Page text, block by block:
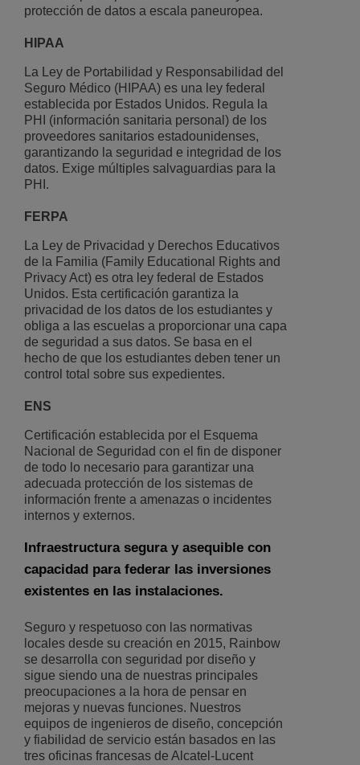
protección de datos a escala paneuropea.
HIPAA
La Ley de Portabilidad y Responsabilidad del
Seguro Médico (HIPAA) es una ley federal
establecida por Estados Unidos. Regula la
PHI (información sanitaria personal) de los
proveedores sanitarios estadounidenses,
garantizando la seguridad e integridad de los
datos. Exige múltiples salvaguardias para la
PHI.
FERPA
La Ley de Privacidad y Derechos Educativos
de la Familia (Family Educational Rights and
Privacy Act) es otra ley federal de Estados
Unidos. Esta certificación garantiza la
privacidad de los datos de los estudiantes y
obliga a las escuelas a proporcionar una capa
de seguridad a sus datos. Se basa en el
hecho de que los estudiantes deben tener un
control total sobre sus expedientes.
ENS
Certificación establecida por el Esquema
Nacional de Seguridad con el fin de disponer
de todo lo necesario para garantizar una
adecuada protección de los sistemas de
información frente a amenazas o incidentes
internos y externos.
Infraestructura segura y asequible con
capacidad para federar las inversiones
existentes en las instalaciones.
Seguro y respetuoso con las normativas
locales desde su creación en 2015, Rainbow
se desarrolla con seguridad por diseño y
sigue siendo una de nuestras principales
preocupaciones a la hora de pensar en
mejoras y nuevas funciones. Nuestros
equipos de ingenieros de diseño, concepción
y fiabilidad de servicio están basados en las
tres oficinas francesas de Alcatel-Lucent